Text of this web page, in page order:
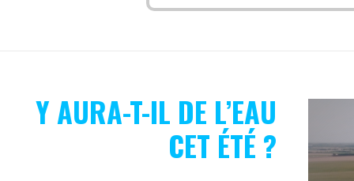
Y AURA-T-IL DE L’EAU
CET ÉTÉ ?